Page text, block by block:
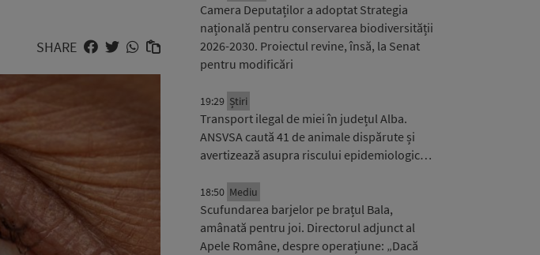
SHARE
Camera Deputaților a adoptat Strategia
națională pentru conservarea biodiversității
2026-2030. Proiectul revine, însă, la Senat
pentru modificări
19:29 Știri
Transport ilegal de miei în județul Alba.
ANSVSA caută 41 de animale dispărute și
avertizează asupra riscului epidemiologic…
18:50 Mediu
Scufundarea barjelor pe brațul Bala,
amânată pentru joi. Directorul adjunct al
Apele Române, despre operațiune: „Dacă